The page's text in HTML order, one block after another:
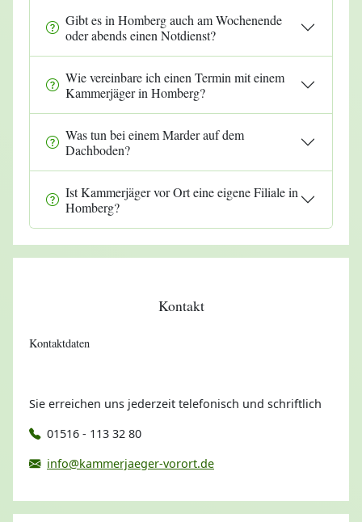
Gibt es in Homberg auch am Wochenende
oder abends einen Notdienst?
Wie vereinbare ich einen Termin mit einem
Kammerjäger in Homberg?
Was tun bei einem Marder auf dem
Dachboden?
Ist Kammerjäger vor Ort eine eigene Filiale in
Homberg?
Kontakt
Kontaktdaten
Sie erreichen uns jederzeit telefonisch und schriftlich
01516 - 113 32 80
info@kammerjaeger-vorort.de